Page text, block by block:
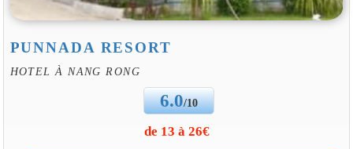
PUNNADA RESORT
HOTEL À NANG RONG
6.0/10
de 13 à 26€